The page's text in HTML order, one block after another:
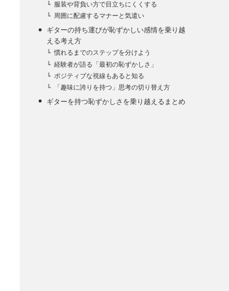
服装や背負い方で目立ちにくくする
周囲に配慮するマナーと気遣い
ギターの持ち運びが恥ずかしい感情を乗り越
える考え方
慣れるまでのステップを分けよう
経験者が語る「最初の恥ずかしさ」
ポジティブな視線もあると知る
「趣味に誇りを持つ」思考の切り替え方
ギターを持つ恥ずかしさを乗り越えるまとめ